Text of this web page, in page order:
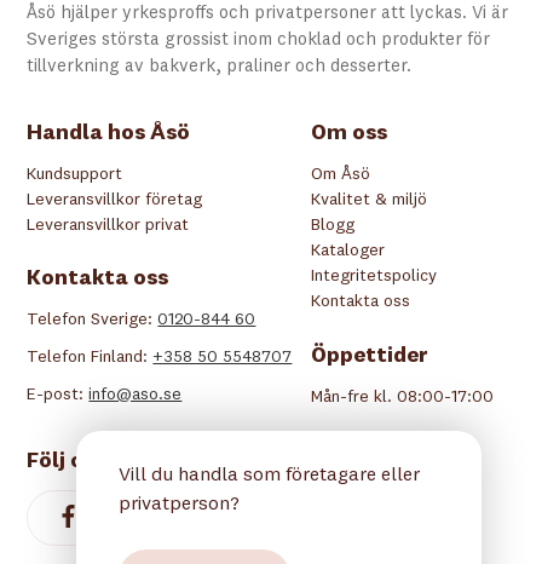
Åsö hjälper yrkesproffs och privatpersoner att lyckas. Vi är
Sveriges största grossist inom choklad och produkter för
tillverkning av bakverk, praliner och desserter.
Om oss
Om Åsö
Kvalitet & miljö
Blogg
Kataloger
Integritetspolicy
Kontakta oss
Öppettider
Mån-fre kl. 08:00-17:00
Handla hos Åsö
Kundsupport
Leveransvillkor företag
Leveransvillkor privat
Kontakta oss
Telefon Sverige:0120-844 60
Telefon Finland: +358 50 5548707
E-post:info@aso.se
Följ oss
Vill du handla som företagare eller
privatperson?